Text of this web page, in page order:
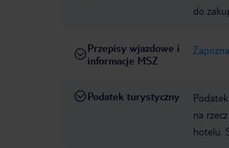
do
Przepisy wjazdowe i
informacje MSZ
Podatek turystyczny
na
hotelu.